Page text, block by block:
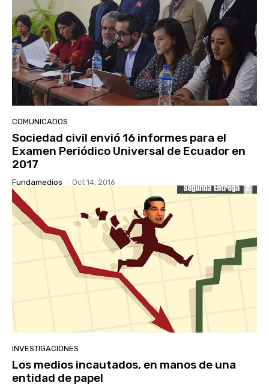
COMUNICADOS
Sociedad civil envió 16 informes para el
Examen Periódico Universal de Ecuador en
2017
Fundamedios - Oct 14, 2016
INVESTIGACIONES
Los medios incautados, en manos de una
entidad de papel